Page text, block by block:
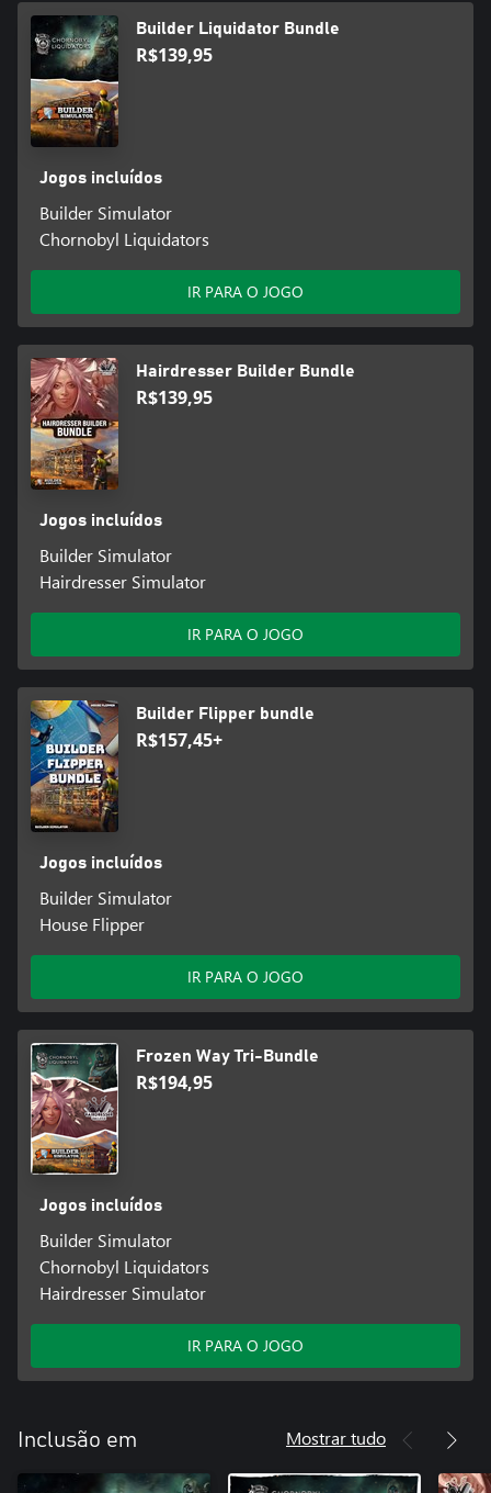
Builder Liquidator Bundle
R$139,95
Jogos incluídos
Builder Simulator
Chornobyl Liquidators
IR PARA O JOGO
Hairdresser Builder Bundle
R$139,95
Jogos incluídos
Builder Simulator
Hairdresser Simulator
IR PARA O JOGO
Builder Flipper bundle
R$157,45+
Jogos incluídos
Builder Simulator
House Flipper
IR PARA O JOGO
Frozen Way Tri-Bundle
R$194,95
Jogos incluídos
Builder Simulator
Chornobyl Liquidators
Hairdresser Simulator
IR PARA O JOGO
Inclusão em Mostrar tudo